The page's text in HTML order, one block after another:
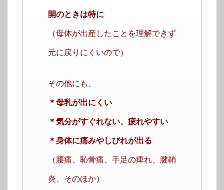
開のときは特に
（母体が出産したことを理解できず
元に戻りにくいので）
その他にも、
＊母乳が出にくい
＊気分がすぐれない、疲れやすい
＊身体に痛みやしびれが出る
（腰痛、恥骨痛、手足の痺れ、腱鞘
炎、そのほか）